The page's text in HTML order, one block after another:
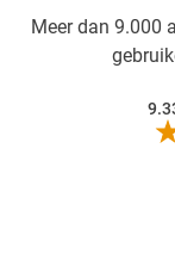
Meer dan 9.000